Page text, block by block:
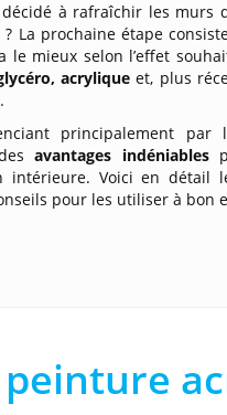
décidé à rafraîchir les murs
La prochaine étape
le mieux selon l’effet
acryliqueet, plus
.
principalement par
avantages indéniables
intérieure. Voici en détail
pour les utiliser à bon
peinture